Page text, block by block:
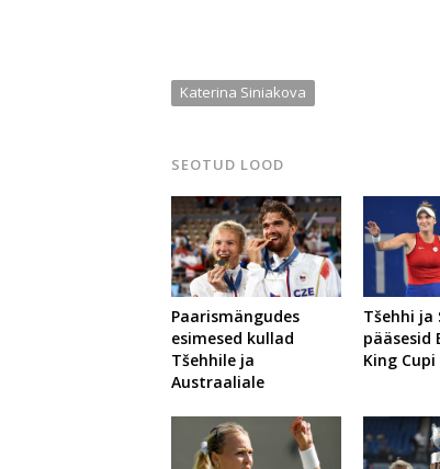
Katerina Siniakova
SEOTUD LOOD
Paarismängudes
esimesed kullad
Tšehhile ja
Austraaliale
Tšehhi ja
pääsesid
King